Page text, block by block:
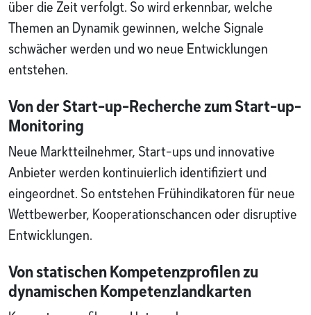
über die Zeit verfolgt. So wird erkennbar, welche
Themen an Dynamik gewinnen, welche Signale
schwächer werden und wo neue Entwicklungen
entstehen.
Von der Start-up-Recherche zum Start-up-
Monitoring
Neue Marktteilnehmer, Start-ups und innovative
Anbieter werden kontinuierlich identifiziert und
eingeordnet. So entstehen Frühindikatoren für neue
Wettbewerber, Kooperationschancen oder disruptive
Entwicklungen.
Von statischen Kompetenzprofilen zu
dynamischen Kompetenzlandkarten